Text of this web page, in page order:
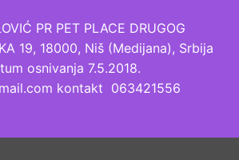
PR PET PLACE DRUGOG
19, 18000, Niš (Medijana), Srbija
osnivanja 7.5.2018.
kontakt 063421556